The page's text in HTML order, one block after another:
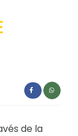
Territorial -
de la